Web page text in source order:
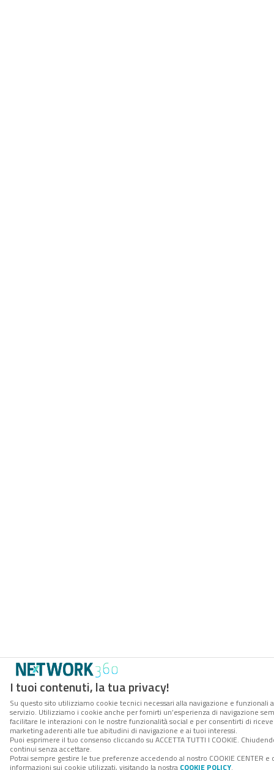
I tuoi contenuti, la tua privacy!
Su questo sito utilizziamo cookie tecnici necessari alla navigazione e funzionali
servizio. Utilizziamo i cookie anche per fornirti un’esperienza di navigazione
facilitare le interazioni con le nostre funzionalità social e per consentirti di
marketing aderenti alle tue abitudini di navigazione e ai tuoi interessi.
Puoi esprimere il tuo consenso cliccando su ACCETTA TUTTI I COOKIE.
continui senza accettare.
Potrai sempre gestire le tue preferenze accedendo al nostro COOKIE CENTER
informazioni sui cookie utilizzati, visitando la nostra COOKIE POLICY.